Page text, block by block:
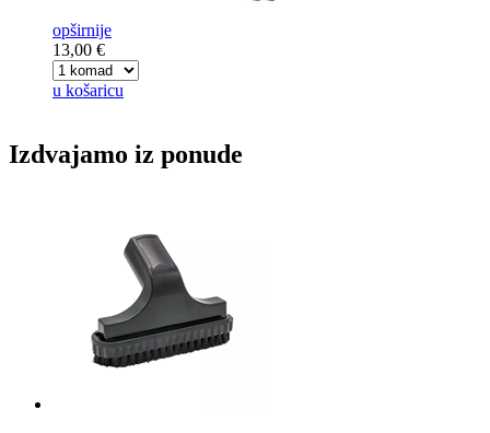
opširnije
13,00 €
u košaricu
Izdvajamo iz ponude